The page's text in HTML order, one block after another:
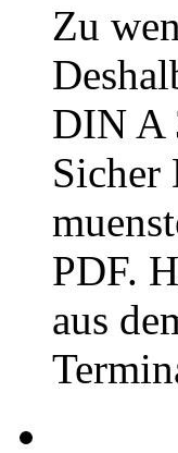
Zu
DIN A
Sicher
PDF.
aus